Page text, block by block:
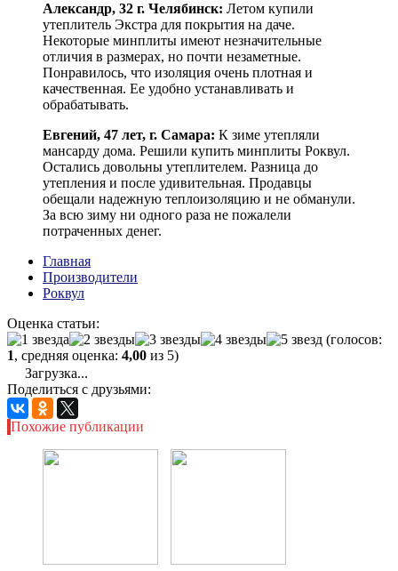
Александр, 32 г. Челябинск: Летом купили
утеплитель Экстра для покрытия на даче.
Некоторые минплиты имеют незначительные
отличия в размерах, но почти незаметные.
Понравилось, что изоляция очень плотная и
качественная. Ее удобно устанавливать и
обрабатывать.
Евгений, 47 лет, г. Самара: К зиме утепляли
мансарду дома. Решили купить минплиты Роквул.
Остались довольны утеплителем. Разница до
утепления и после удивительная. Продавцы
обещали надежную теплоизоляцию и не обманули.
За всю зиму ни одного раза не пожалели
потраченных денег.
Главная
Производители
Роквул
Оценка статьи:
(голосов:
1, средняя оценка: 4,00 из 5)
Загрузка...
Поделиться с друзьями:
Похожие публикации